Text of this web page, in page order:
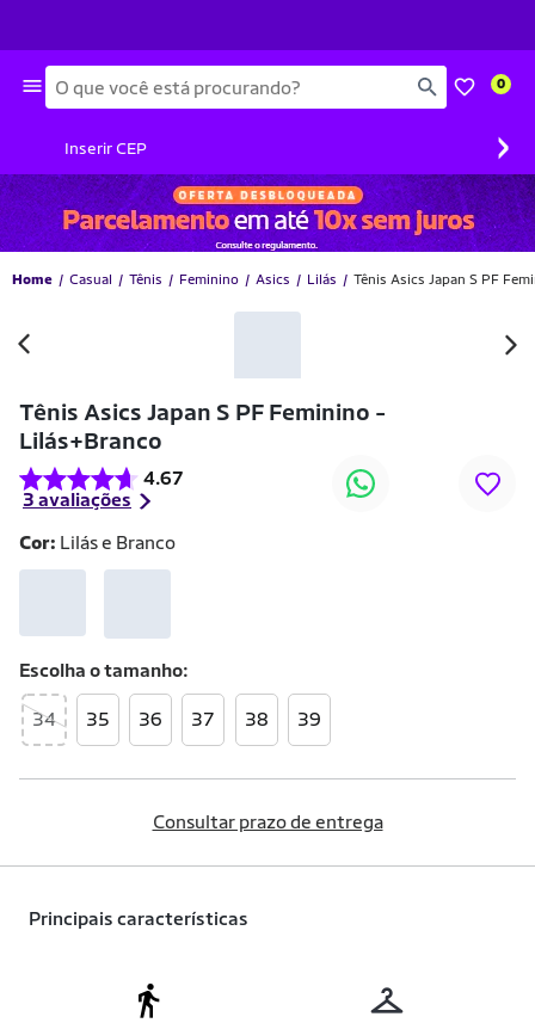
Busca 0
Inserir CEP ›
Home Casual Tênis Feminino Asics Lilás Tênis Asics Japan S PF
Tênis Asics Japan S PF Feminino -
Lilás+Branco
4.67
3 avaliações
Cor: Lilás e Branco
Escolha otamanho
34 35 36 37 38 39
Consultar prazo de entrega
Principais características